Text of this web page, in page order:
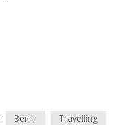
Berlin Travelling